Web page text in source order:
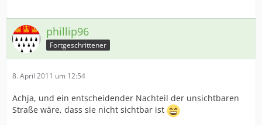
phillip96
Fortgeschrittener
8. April 2011 um 12:54
Achja, und ein entscheidender Nachteil der unsichtbaren
Straße wäre, dass sie nicht sichtbar ist